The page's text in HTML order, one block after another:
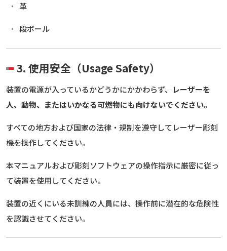
革
段ボール
3. 使用安全（Usage Safety）
装置の電源が入っているかどうかにかかわらず、
レーザーを
人、動物、またはいかなる可燃物にも向けないでください。
すべての地方および国家の法律・規制を遵守してレーザー彫刻
機を操作してください。
本マニュアルおよび彫刻ソフトウェアの操作指示に厳密に従っ
て装置を使用してください。
装置の近くにいる未訓練の人員には、操作前に潜在的な危険性
を認識させてください。